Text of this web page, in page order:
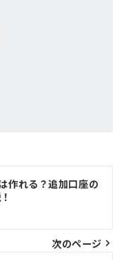
作れる？追加口座の
次のページ